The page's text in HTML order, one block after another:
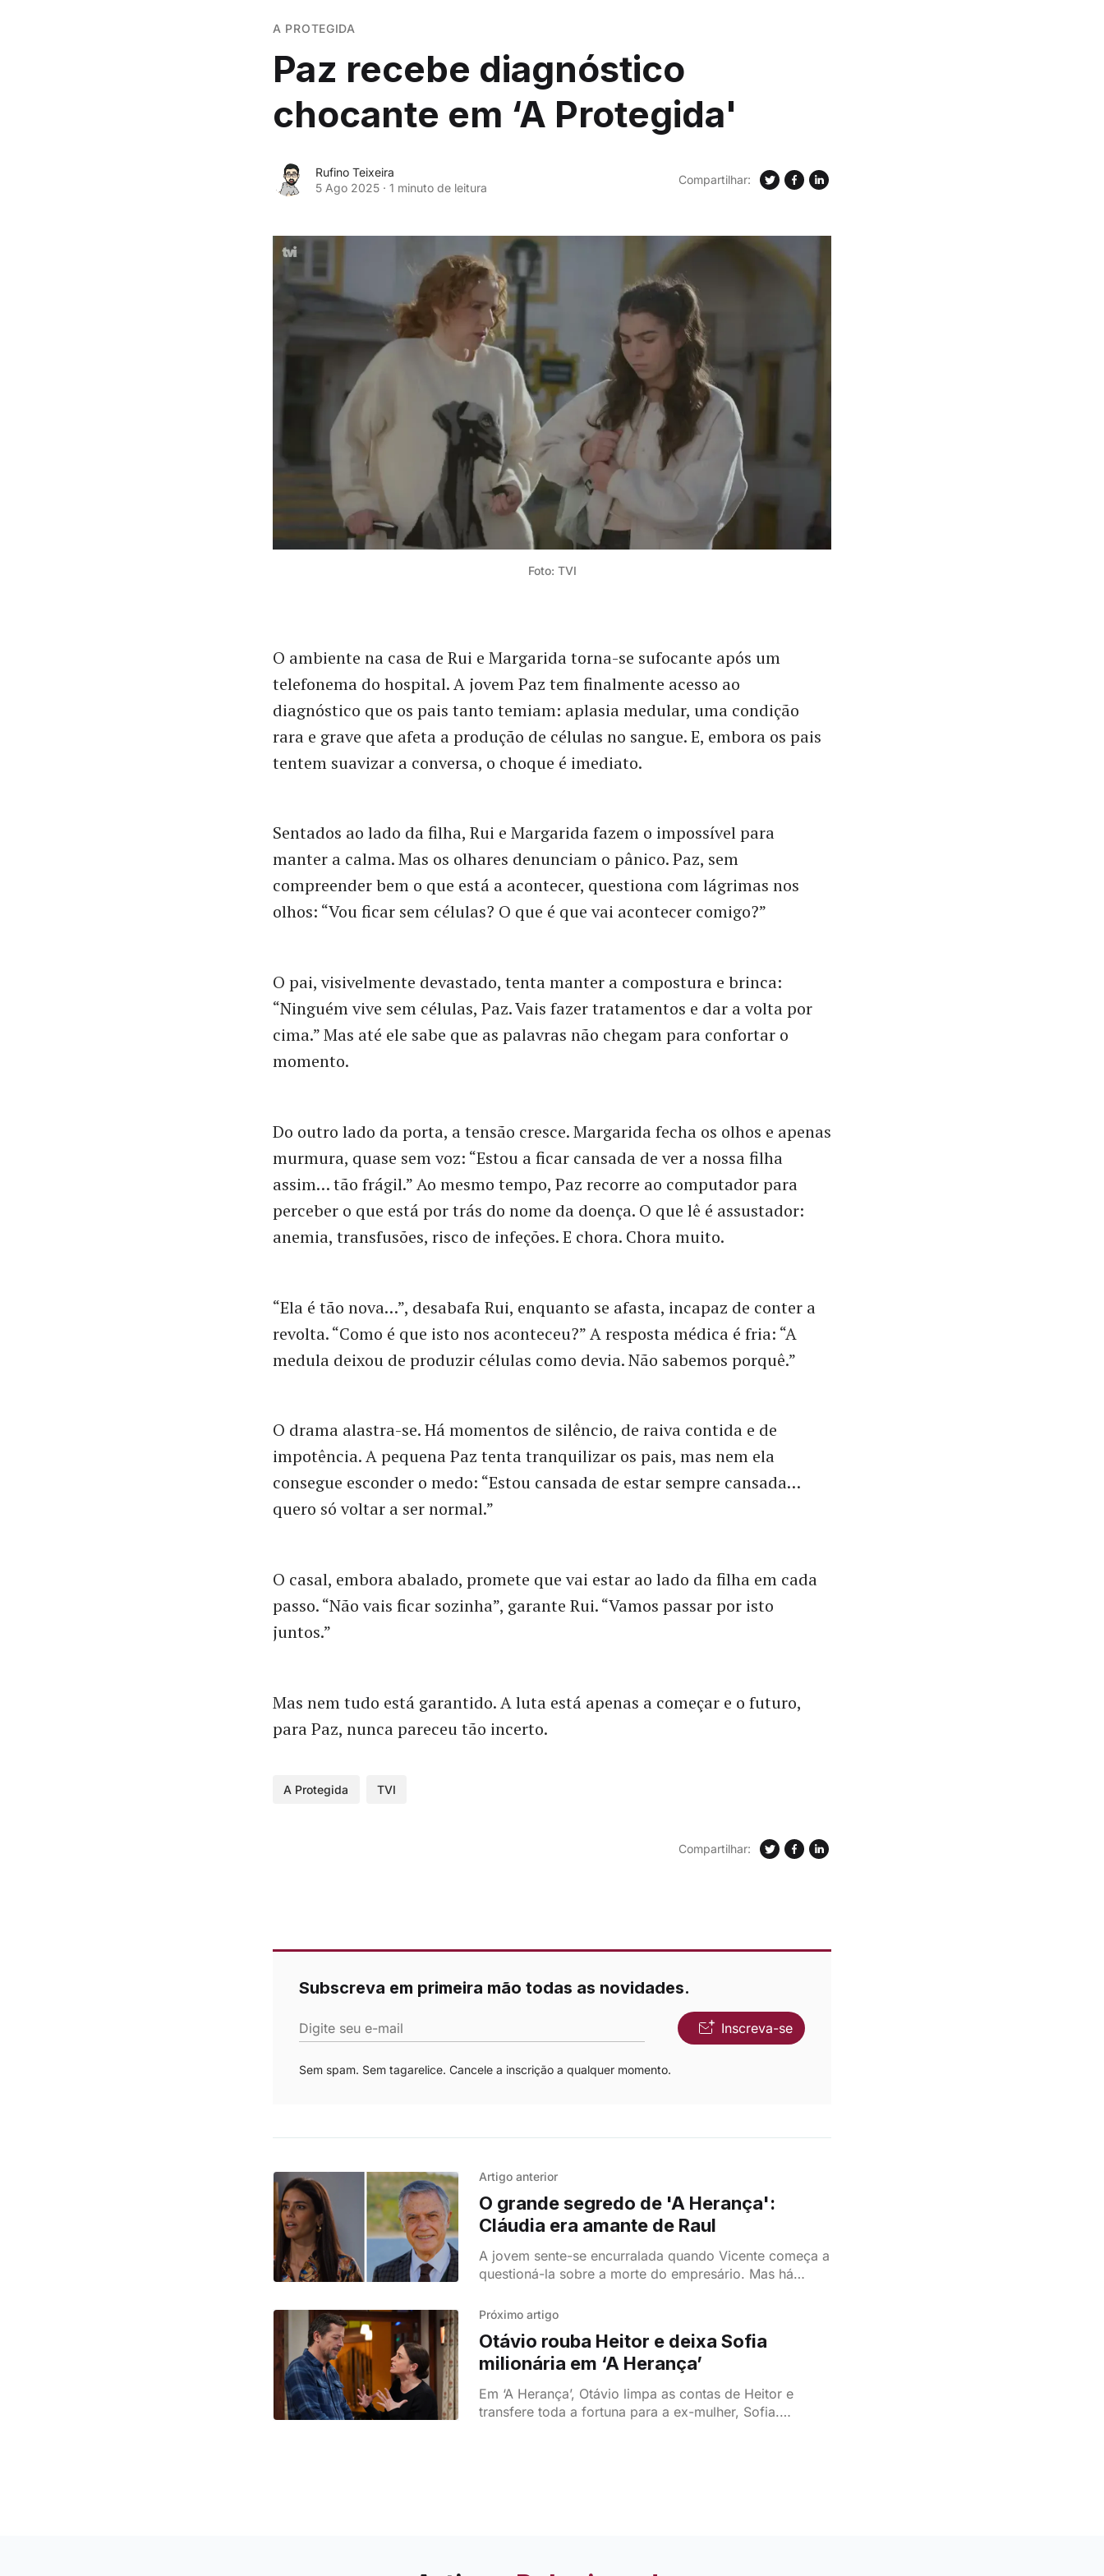
A PROTEGIDA
Paz recebe diagnóstico
chocante em ‘A Protegida'
Rufino Teixeira
5 Ago 2025 · 1 minuto de leitura
Compartilhar:
Foto: TVI
O ambiente na casa de Rui e Margarida torna-se sufocante após um
telefonema do hospital. A jovem Paz tem finalmente acesso ao
diagnóstico que os pais tanto temiam: aplasia medular, uma condição
rara e grave que afeta a produção de células no sangue. E, embora os pais
tentem suavizar a conversa, o choque é imediato.
Sentados ao lado da filha, Rui e Margarida fazem o impossível para
manter a calma. Mas os olhares denunciam o pânico. Paz, sem
compreender bem o que está a acontecer, questiona com lágrimas nos
olhos: “Vou ficar sem células? O que é que vai acontecer comigo?”
O pai, visivelmente devastado, tenta manter a compostura e brinca:
“Ninguém vive sem células, Paz. Vais fazer tratamentos e dar a volta por
cima.” Mas até ele sabe que as palavras não chegam para confortar o
momento.
Do outro lado da porta, a tensão cresce. Margarida fecha os olhos e apenas
murmura, quase sem voz: “Estou a ficar cansada de ver a nossa filha
assim… tão frágil.” Ao mesmo tempo, Paz recorre ao computador para
perceber o que está por trás do nome da doença. O que lê é assustador:
anemia, transfusões, risco de infeções. E chora. Chora muito.
“Ela é tão nova…”, desabafa Rui, enquanto se afasta, incapaz de conter a
revolta. “Como é que isto nos aconteceu?” A resposta médica é fria: “A
medula deixou de produzir células como devia. Não sabemos porquê.”
O drama alastra-se. Há momentos de silêncio, de raiva contida e de
impotência. A pequena Paz tenta tranquilizar os pais, mas nem ela
consegue esconder o medo: “Estou cansada de estar sempre cansada…
quero só voltar a ser normal.”
O casal, embora abalado, promete que vai estar ao lado da filha em cada
passo. “Não vais ficar sozinha”, garante Rui. “Vamos passar por isto
juntos.”
Mas nem tudo está garantido. A luta está apenas a começar e o futuro,
para Paz, nunca pareceu tão incerto.
A Protegida TVI
Compartilhar:
Subscreva em primeira mão todas as novidades.
Digite seu e-mail Inscreva-se
Sem spam. Sem tagarelice. Cancele a inscrição a qualquer momento.
Artigo anterior
O grande segredo de 'A Herança':
Cláudia era amante de Raul
A jovem sente-se encurralada quando Vicente começa a
questioná-la sobre a morte do empresário. Mas há
Próximo artigo
Otávio rouba Heitor e deixa Sofia
milionária em ‘A Herança’
Em ‘A Herança’, Otávio limpa as contas de Heitor e
transfere toda a fortuna para a ex-mulher, Sofia.